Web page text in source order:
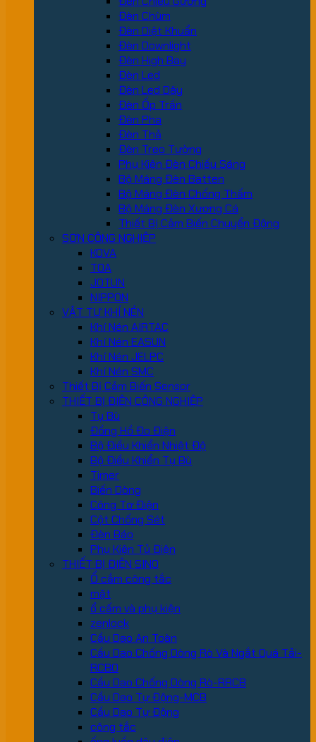
Đèn Chùm
Đèn Diệt Khuẩn
Đèn Downlight
Đèn High Bay
Đèn Led
Đèn Led Dây
Đèn Ốp Trần
Đèn Pha
Đèn Thả
Đèn Treo Tường
Phụ Kiện Đèn Chiếu Sáng
Bộ Máng Đèn Batten
Bộ Máng Đèn Chống Thấm
Bộ Máng Đèn Xương Cá
Thiết Bị Cảm Biến Chuyển Động
SƠN CÔNG NGHIỆP
KOVA
TOA
JOTUN
NIPPON
VẬT TƯ KHÍ NÉN
Khí Nén AIRTAC
Khí Nén EASUN
Khí Nén JELPC
Khí Nén SMC
Thiết Bị Cảm Biến Sensor
THIẾT BỊ ĐIỆN CÔNG NGHIỆP
Tụ Bù
Đồng Hồ Đo Điện
Bộ Điều Khiển Nhiệt Độ
Bộ Điều Khiển Tụ Bù
Timer
Biến Dòng
Công Tơ Điện
Cột Chống Sét
Đèn Báo
Phụ Kiện Tủ Điện
THIẾT BỊ ĐIỆN SINO
Ổ cắm công tắc
mặt
ổ cấm và phụ kiện
zenlock
Cầu Dao An Toàn
Cầu Dao Chống Dòng Rò Và Ngắt Quá Tải-
RCBO
Cầu Dao Chống Dòng Rò-RRCB
Cầu Dao Tự Động-MCB
Cầu Dao Tự Động
công tắc